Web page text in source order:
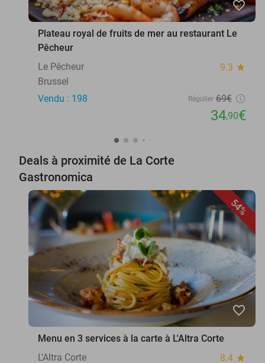
favorite_border
Plateau royal de fruits de mer au restaurant Le
Pêcheur
Le Pêcheur
9.3 star
Brussel
Vendu : 198
Régulier 69€
34,90€
Deals à proximité de La Corte
Gastronomica
54%
favorite_border
Menu en 3 services à la carte à L'Altra Corte
L'Altra Corte
8.4 star